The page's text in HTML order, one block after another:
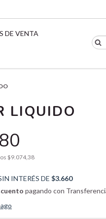
DE VENTA
LIQUIDO
$9.074,38
INTERÉS DE $3.660
pagando con